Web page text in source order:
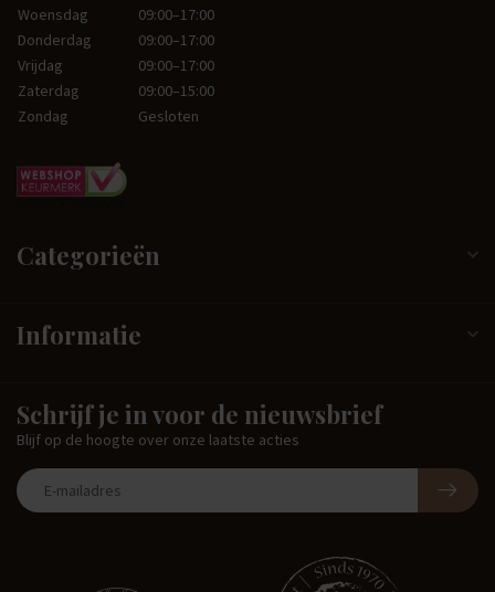
Woensdag
09:00–17:00
Donderdag
09:00–17:00
Vrijdag
09:00–17:00
Zaterdag
09:00–15:00
Zondag
Gesloten
Categorieën
Informatie
Schrijf je in voor de nieuwsbrief
Blijf op de hoogte over onze laatste acties